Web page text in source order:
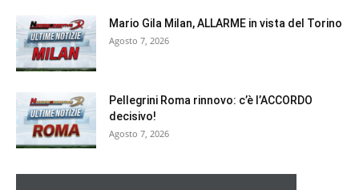
Mario Gila Milan, ALLARME in vista del Torino
Agosto 7, 2026
Pellegrini Roma rinnovo: c’è l’ACCORDO
decisivo!
Agosto 7, 2026